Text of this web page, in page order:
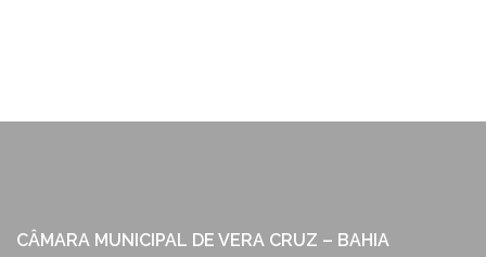
CÂMARA MUNICIPAL DE VERA CRUZ – BAHIA